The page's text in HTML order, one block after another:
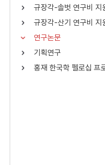
규장각-솔벗 연구비 지
규장각-산기 연구비 지
연구논문
기획연구
홍재 한국학 펠로십 프